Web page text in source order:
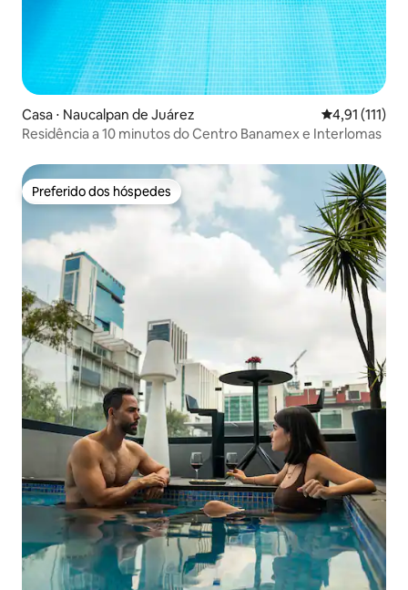
Casa ⋅ Naucalpan de Juárez 4,91 de uma
4,91 (111)
Residência a 10 minutos do Centro Banamex e Interlomas
Preferido dos hóspedes
Preferido dos hóspedes